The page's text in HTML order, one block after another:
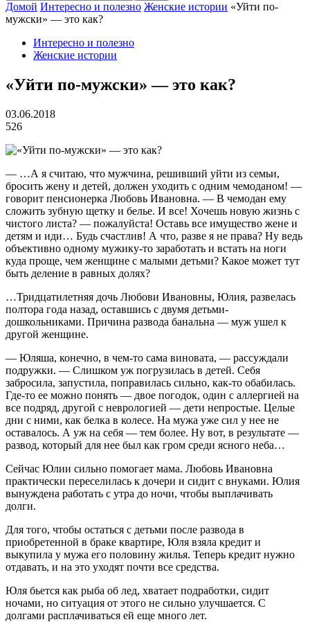
Домой Интересно и полезно Женские истории «Уйти по-
мужски» — это как?
Интересно и полезно
Женские истории
«Уйти по-мужски» — это как?
03.06.2018
526
— …А я считаю, что мужчина, решивший уйти из семьи,
бросить жену и детей, должен уходить с одним чемоданом! —
говорит пенсионерка Любовь Ивановна. — В чемодан ему
сложить зубную щетку и белье. И все! Хочешь новую жизнь с
чистого листа? — пожалуйста! Оставь все имущество жене и
детям и иди… Будь счастлив! А что, разве я не права? Ну ведь
объективно одному мужику-то заработать и встать на ноги
куда проще, чем женщине с малыми детьми? Какое может тут
быть деление в равных долях?
…Тридцатилетняя дочь Любови Ивановны, Юлия, развелась
полтора года назад, оставшись с двумя детьми-
дошкольниками. Причина развода банальна — муж ушел к
другой женщине.
— Юляша, конечно, в чем-то сама виновата, — рассуждали
подружки. — Слишком уж погрузилась в детей. Себя
забросила, запустила, поправилась сильно, как-то обабилась.
Где-то ее можно понять — двое погодок, один с аллергией на
все подряд, другой с неврологией — дети непростые. Целые
дни с ними, как белка в колесе. На мужа уже сил у нее не
оставалось. А уж на себя — тем более. Ну вот, в результате —
развод, который для нее был как гром среди ясного неба…
Сейчас Юлии сильно помогает мама. Любовь Ивановна
практически переселилась к дочери и сидит с внуками. Юлия
вынуждена работать с утра до ночи, чтобы выплачивать
долги.
Для того, чтобы остаться с детьми после развода в
приобретенной в браке квартире, Юля взяла кредит и
выкупила у мужа его половину жилья. Теперь кредит нужно
отдавать, и на это уходят почти все средства.
Юля бьется как рыба об лед, хватает подработки, сидит
ночами, но ситуация от этого не сильно улучшается. С
долгами расплачиваться ей еще много лет.